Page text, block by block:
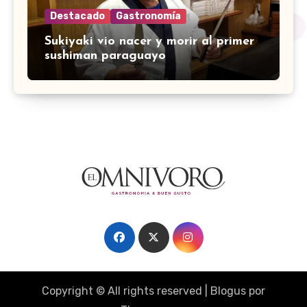
Destacado Gastronomía
Sukiyaki vio nacer y morir al primer
sushiman paraguayo
Copyright © All rights reserved Blogus por